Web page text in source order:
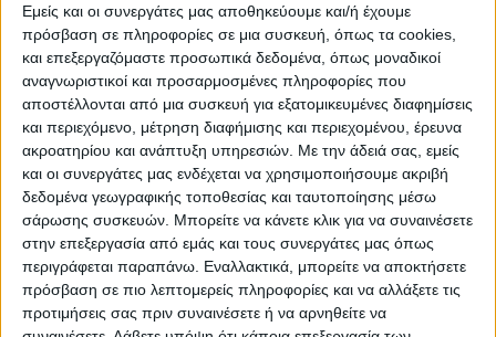
Εμείς και οι συνεργάτες μας αποθηκεύουμε και/ή έχουμε
πρόσβαση σε πληροφορίες σε μια συσκευή, όπως τα cookies,
και επεξεργαζόμαστε προσωπικά δεδομένα, όπως μοναδικοί
αναγνωριστικοί και προσαρμοσμένες πληροφορίες που
αποστέλλονται από μια συσκευή για εξατομικευμένες διαφημίσεις
και περιεχόμενο, μέτρηση διαφήμισης και περιεχομένου, έρευνα
ακροατηρίου και ανάπτυξη υπηρεσιών. Με την άδειά σας, εμείς
και οι συνεργάτες μας ενδέχεται να χρησιμοποιήσουμε ακριβή
δεδομένα γεωγραφικής τοποθεσίας και ταυτοποίησης μέσω
σάρωσης συσκευών. Μπορείτε να κάνετε κλικ για να συναινέσετε
στην επεξεργασία από εμάς και τους συνεργάτες μας όπως
περιγράφεται παραπάνω. Εναλλακτικά, μπορείτε να αποκτήσετε
πρόσβαση σε πιο λεπτομερείς πληροφορίες και να αλλάξετε τις
προτιμήσεις σας πριν συναινέσετε ή να αρνηθείτε να
Ο πρόεδρος της Αναγέννησης Δημήτρης Παπαδημητρίου που παρουσίασε τον νέο
τεχνικό στους παίκτες, μαζί με το μέλος του ΑΣ και ένθερμο φίλο της ομάδας
Βαγγέλη Φαλιάγκα